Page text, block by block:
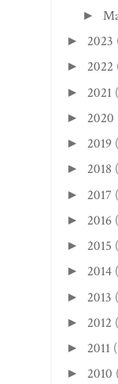
►
► 2023
► 2022
► 2021
► 2020
► 2019
► 2018
► 2017
► 2016
► 2015
► 2014
► 2013
► 2012
► 2011
► 2010